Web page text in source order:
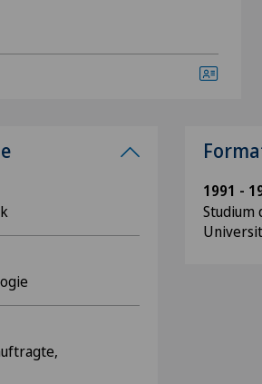
1991 -
Studium